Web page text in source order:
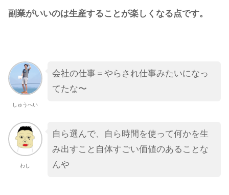
副業がいいのは生産することが楽しくなる点です。
しゅうへい
会社の仕事＝やらされ仕事みたいになっ
てたな〜
わし
自ら選んで、自ら時間を使って何かを生
み出すこと自体すごい価値のあることな
んや